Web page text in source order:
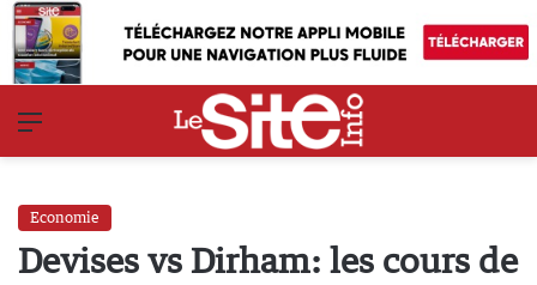
Economie
Devises vs Dirham: les cours de